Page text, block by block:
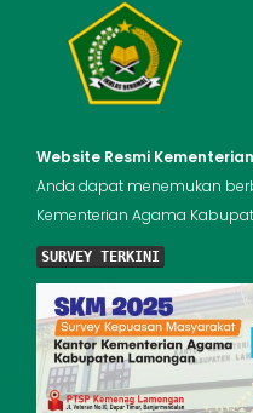
Website Resmi
Anda dapat menemukan
Kementerian Agama
SURVEY TERKINI